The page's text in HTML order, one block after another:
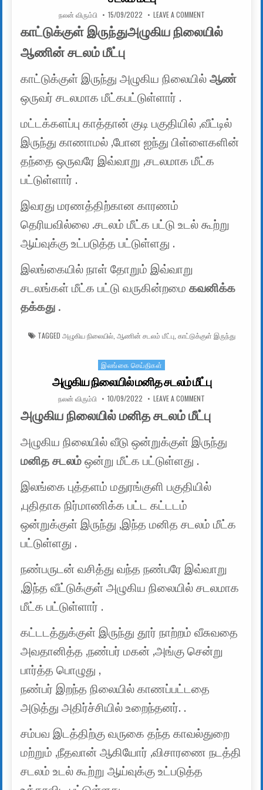
AUTHOR:
நலன் விரும்பி PUBLISHED DATE:
15/09/2022 LEAVE A COMMENTON காட்டுக்குள்
காட்டுக்குள் இருந்துஅழுகிய நிலையில்
ஆணின் சடலம் மீட்பு
காட்டுக்குள் இருந்து அழுகிய நிலையில்ஆண்
ஒருவர் சடலமாக மீட்கபட்டுள்ளார் .
மட்டக்களப்பு காத்தான் குடி பகுதியில் ,வீட்டில்
இருந்து காணாமல் ,போன ஐந்து பிள்ளைகளின்
தந்தை ஒருவரே இவ்வாறு ,சடலமாக மீட்க
பட்டுள்ளார் .
இவரது மரணத்திற்கான காரணம்
தெரியவில்லை .சடலம் மீட்க பட்டு உடல் கூற்று
ஆய்வுக்கு உட்படுத்த பட்டுள்ளது .
இலங்கையில் நாள் தோறும் இவ்வாறு
சடலங்கள் மீட்க பட்டு வருகின்றமைகவனிக்க
தக்கது .
TAGGED அழுகிய நிலையில், ஆணின் சடலம் மீட்பு, காட்டுக்குள் இருந்து
Posted in
இலங்கை செய்திகள்
அழுகிய நிலையில் மனித சடலம் மீட்பு
AUTHOR:
நலன் விரும்பி PUBLISHED DATE:
10/09/2022 LEAVE A COMMENT
அழுகிய நிலையில் மனித சடலம் மீட்பு
அழுகிய நிலையில் வீடு ஒன்றுக்குள் இருந்து
மனித சடலம் ஒன்று மீட்க பட்டுள்ளது .
இலங்கை புத்தளம் மதுரங்குளி பகுதியில்
,புதிதாக நிர்மாணிக்க பட்ட கட்டடம்
ஒன்றுக்குள் இருந்து ,இந்த மனித சடலம் மீட்க
பட்டுள்ளது .
நண்பருடன் வசித்து வந்த நண்பரே இவ்வாறு
,இந்த வீட்டுக்குள் அழுகிய நிலையில் சடலமாக
மீட்க பட்டுள்ளார் .
கட்டடத்துக்குள் இருந்து தூர் நாற்றம் வீசுவதை
அவதானித்த ,நண்பர் மகன் ,அங்கு சென்று
பார்த்த பொழுது ,
நண்பர் இறந்த நிலையில் காணப்பட்டதை
அடுத்து அதிர்ச்சியில் உறைந்தனர். .
சம்பவ இடத்திற்கு வருகை தந்த காவல்துறை
மற்றும் ,நீதவான் ஆகியோர் ,விசாரணை நடத்தி
சடலம் உடல் கூற்று ஆய்வுக்கு உட்படுத்த